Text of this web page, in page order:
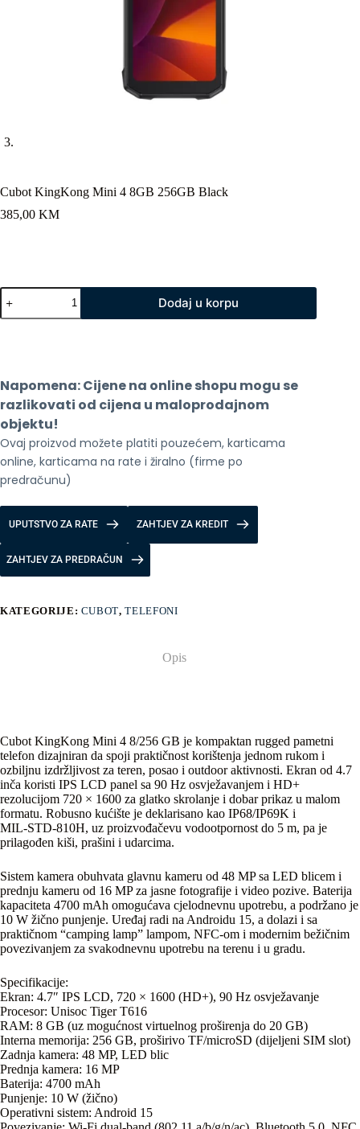
Cubot KingKong Mini 4 8GB 256GB Black
385,00 KM
Cubot
KingKong
Mini
količina
Dodaj u korpu
Napomena: Cijene na online shopu mogu se
razlikovati od cijena u maloprodajnom
objektu!
Ovaj proizvod možete platiti pouzećem, karticama
online, karticama na rate i žiralno (firme po
predračunu)
UPUTSTVO ZA RATE ZAHTJEV ZA KREDIT
ZAHTJEV ZA PREDRAČUN
KATEGORIJE: CUBOT,TELEFONI
Opis
Cubot KingKong Mini 4 8/256 GB je kompaktan rugged pametni
telefon dizajniran da spoji praktičnost korištenja jednom rukom i
ozbiljnu izdržljivost za teren, posao i outdoor aktivnosti. Ekran od 4.7
inča koristi IPS LCD panel sa 90 Hz osvježavanjem i HD+
rezolucijom 720 × 1600 za glatko skrolanje i dobar prikaz u malom
formatu. Robusno kućište je deklarisano kao IP68/IP69K i
MIL‑STD‑810H, uz proizvođačevu vodootpornost do 5 m, pa je
prilagođen kiši, prašini i udarcima.
Sistem kamera obuhvata glavnu kameru od 48 MP sa LED blicem i
prednju kameru od 16 MP za jasne fotografije i video pozive. Baterija
kapaciteta 4700 mAh omogućava cjelodnevnu upotrebu, a podržano je
10 W žično punjenje. Uređaj radi na Androidu 15, a dolazi i sa
praktičnom “camping lamp” lampom, NFC‑om i modernim bežičnim
povezivanjem za svakodnevnu upotrebu na terenu i u gradu.
Specifikacije:
Ekran: 4.7″ IPS LCD, 720 × 1600 (HD+), 90 Hz osvježavanje
Procesor: Unisoc Tiger T616
RAM: 8 GB (uz mogućnost virtuelnog proširenja do 20 GB)
Interna memorija: 256 GB, proširivo TF/microSD (dijeljeni SIM slot)
Zadnja kamera: 48 MP, LED blic
Prednja kamera: 16 MP
Baterija: 4700 mAh
Punjenje: 10 W (žično)
Operativni sistem: Android 15